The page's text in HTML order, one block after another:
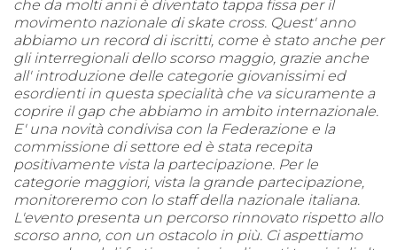
che da molti anni è diventato tappa fissa per il
movimento nazionale di skate cross. Quest' anno
abbiamo un record di iscritti, come è stato anche per
gli interregionali dello scorso maggio, grazie anche
all' introduzione delle categorie giovanissimi ed
esordienti in questa specialità che va sicuramente a
coprire il gap che abbiamo in ambito internazionale.
E' una novità condivisa con la Federazione e la
commissione di settore ed è stata recepita
positivamente vista la partecipazione. Per le
categorie maggiori, vista la grande partecipazione,
monitoreremo con lo staff della nazionale italiana.
L'evento presenta un percorso rinnovato rispetto allo
scorso anno, con un ostacolo in più. Ci aspettiamo